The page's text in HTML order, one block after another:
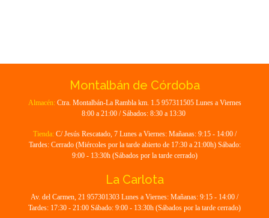
Montalbán de Córdoba
Almacén: Ctra. Montalbán-La Rambla km. 1.5 957311505 Lunes a Viernes
8:00 a 21:00 / Sábados: 8:30 a 13:30
Tienda: C/ Jesús Rescatado, 7 Lunes a Viernes: Mañanas: 9:15 - 14:00 /
Tardes: Cerrado (Miércoles por la tarde abierto de 17:30 a 21:00h) Sábado:
9:00 - 13:30h (Sábados por la tarde cerrado)
La Carlota
Av. del Carmen, 21 957301303 Lunes a Viernes: Mañanas: 9:15 - 14:00 /
Tardes: 17:30 - 21:00 Sábado: 9:00 - 13:30h (Sábados por la tarde cerrado)